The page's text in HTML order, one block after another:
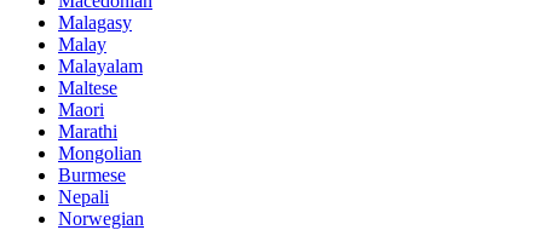
Malagasy
Malay
Malayalam
Maltese
Maori
Marathi
Mongolian
Burmese
Nepali
Norwegian